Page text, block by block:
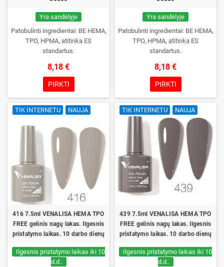
Yra sandėlyje
Patobulinti ingredientai: BE HEMA,
TPO, HPMA, atitinka ES
standartus.
8,18 €
PIRKTI
Yra sandėlyje
Patobulinti ingredientai: BE HEMA,
TPO, HPMA, atitinka ES
standartus.
8,18 €
PIRKTI
TIK INTERNETU NAUJA
416 7.5ml VENALISA HEMA TPO
FREE gelinis nagų lakas. Ilgesnis
pristatymo laikas. 10 darbo dienų
Ilgesnis pristatymo laikas iki 10
d.d..
TIK INTERNETU NAUJA
439 7.5ml VENALISA HEMA TPO
FREE gelinis nagų lakas. Ilgesnis
pristatymo laikas. 10 darbo dienų
Ilgesnis pristatymo laikas iki 10
d.d..